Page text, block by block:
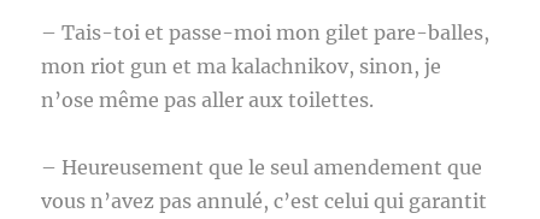
– Tais-toi et passe-moi mon gilet pare-balles,
mon riot gun et ma kalachnikov, sinon, je
n’ose même pas aller aux toilettes.
– Heureusement que le seul amendement que
vous n’avez pas annulé, c’est celui qui garantit